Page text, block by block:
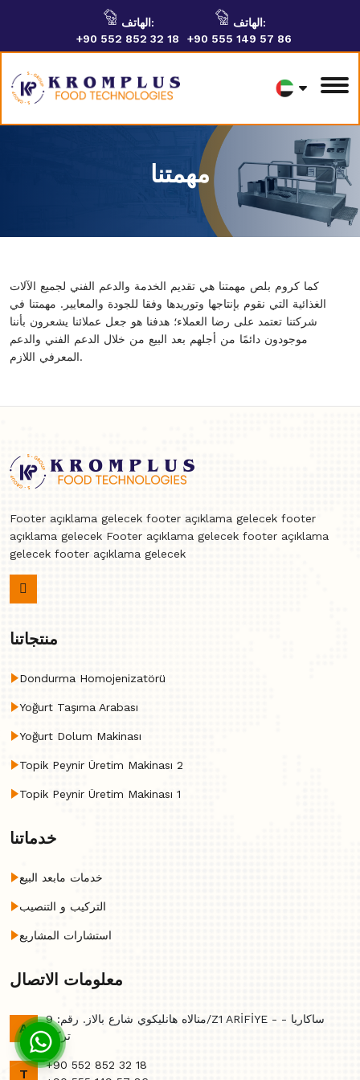
الهاتف:
+90 552 852 32 18
الهاتف:
+90 555 149 57 86
مهمتنا
كما كروم بلص مهمتنا هي تقديم الخدمة والدعم الفني لجميع الآلات
الغذائية التي نقوم بإنتاجها وتوريدها وفقا للجودة والمعايير. مهمتنا في
شركتنا تعتمد على رضا العملاء؛ هدفنا هو جعل عملائنا يشعرون بأننا
موجودون دائمًا من أجلهم بعد البيع من خلال الدعم الفني والدعم
المعرفي اللازم.
Footer açıklama gelecek footer açıklama gelecek footer
açıklama gelecek Footer açıklama gelecek footer açıklama
gelecek footer açıklama gelecek
منتجاتنا
Dondurma Homojenizatörü
Yoğurt Taşıma Arabası
Yoğurt Dolum Makinası
Topik Peynir Üretim Makinası 2
Topik Peynir Üretim Makinası 1
خدماتنا
خدمات مابعد البيع
التركيب و التنصيب
استشارات المشاريع
معلومات الاتصال
A
منالاه هانليكوي شارع بالاز. رقم: 9/Z1 ARİFİYE - ساكاريا -
تركي
T
+90 552 852 32 18